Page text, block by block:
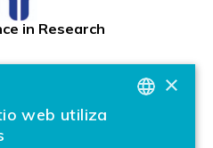
in Research
×
web utiliza